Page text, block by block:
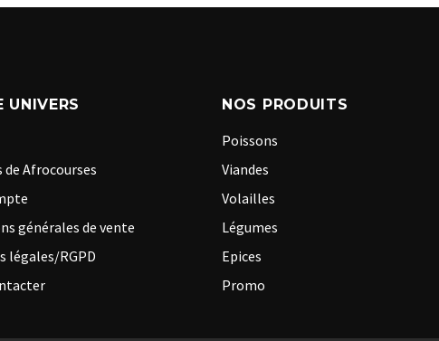
UNIVERS
de Afrocourses
générales de vente
légales/RGPD
NOS PRODUITS
Poissons
Viandes
Volailles
Légumes
Epices
Promo